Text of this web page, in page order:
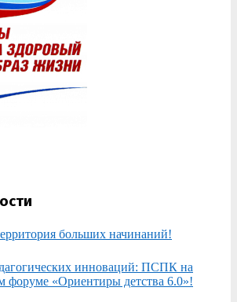
больших начинаний!
инноваций: ПСПК на
форуме «Ориентиры детства 6.0»!